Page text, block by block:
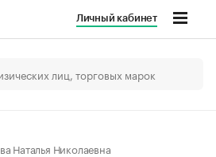
Личный кабинет
Наталья Николаевна